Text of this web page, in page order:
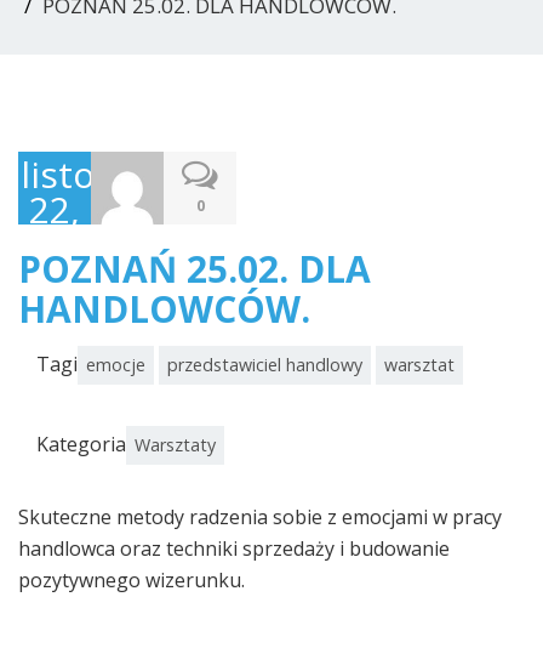
listopad
22,
2016
0
POZNAŃ 25.02. DLA
HANDLOWCÓW.
Tagi emocje przedstawiciel handlowy warsztat
Kategoria Warsztaty
Skuteczne metody radzenia sobie z emocjami w pracy
handlowca oraz techniki sprzedaży i budowanie
pozytywnego wizerunku.